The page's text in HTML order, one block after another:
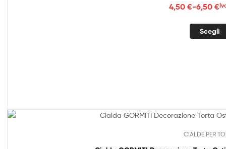
4,50 €-6,50 €
Scegli
CIALDE PER